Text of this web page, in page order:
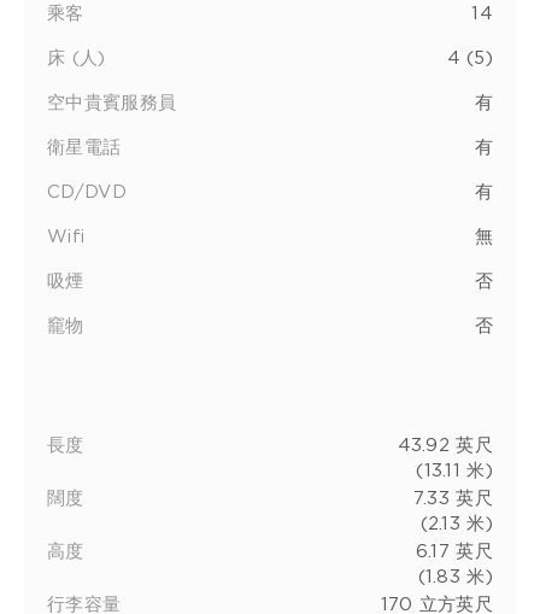
乘客 14
床 (人) 4 (5)
空中貴賓服務員 有
衛星電話 有
CD/DVD 有
Wifi 無
吸煙 否
竉物 否
長度
43.92 英尺
(13.11 米)
闊度
7.33 英尺
(2.13 米)
高度
6.17 英尺
(1.83 米)
行李容量
170 立方英尺